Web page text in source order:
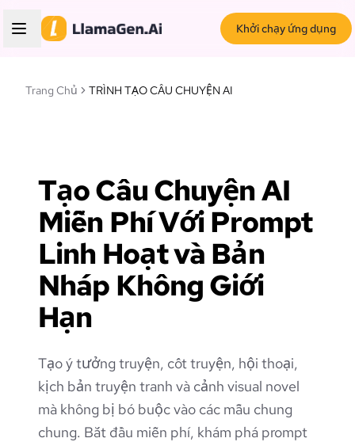
Khởi chạy ứng dụng
Trang Chủ TRÌNH TẠO CÂU CHUYỆN AI
Tạo Câu Chuyện AI
Miễn Phí Với Prompt
Linh Hoạt và Bản
Nháp Không Giới
Hạn
Tạo ý tưởng truyện, cốt truyện, hội thoại,
kịch bản truyện tranh và cảnh visual novel
mà không bị bó buộc vào các mẫu chung
chung. Bắt đầu miễn phí, khám phá prompt